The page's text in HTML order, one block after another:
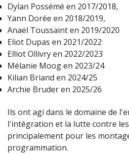
Dylan Possémé en 2017/2018,
Yann Dorée en 2018/2019,
Anaël Toussaint en 2019/2020
Eliot Dupas en 2021/2022
Elliot Ollivry en 2022/2023
Mélanie Moog en 2023/24
Kilian Briand en 2024/25
Archie Bruder en 2025/26
Ils ont agi dans le domaine de
l'intégration et la lutte contre
principalement pour les
programmation.